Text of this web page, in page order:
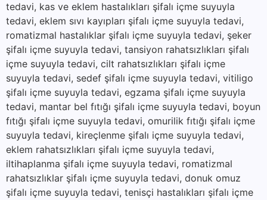
tedavi, kas ve eklem hastalıkları şifalı içme suyuyla
tedavi, eklem sıvı kayıpları şifalı içme suyuyla tedavi,
romatizmal hastalıklar şifalı içme suyuyla tedavi, şeker
şifalı içme suyuyla tedavi, tansiyon rahatsızlıkları şifalı
içme suyuyla tedavi, cilt rahatsızlıkları şifalı içme
suyuyla tedavi, sedef şifalı içme suyuyla tedavi, vitiligo
şifalı içme suyuyla tedavi, egzama şifalı içme suyuyla
tedavi, mantar bel fıtığı şifalı içme suyuyla tedavi, boyun
fıtığı şifalı içme suyuyla tedavi, omurilik fıtığı şifalı içme
suyuyla tedavi, kireçlenme şifalı içme suyuyla tedavi,
eklem rahatsızlıkları şifalı içme suyuyla tedavi,
iltihaplanma şifalı içme suyuyla tedavi, romatizmal
rahatsızlıklar şifalı içme suyuyla tedavi, donuk omuz
şifalı içme suyuyla tedavi, tenisçi hastalıkları şifalı içme